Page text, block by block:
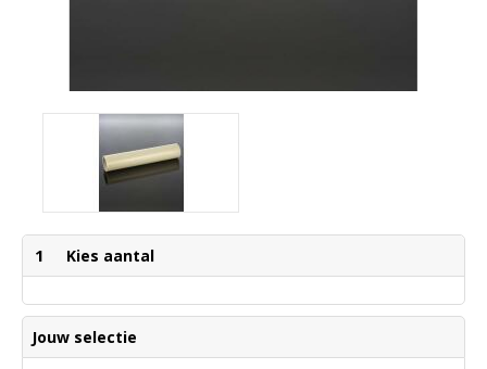
1 Kies aantal
Jouw selectie